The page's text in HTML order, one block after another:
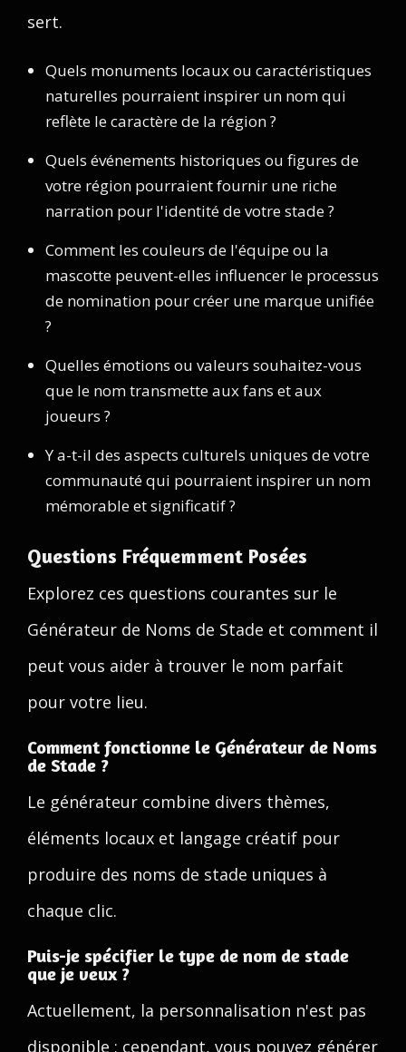
sert.
Quels monuments locaux ou caractéristiques
naturelles pourraient inspirer un nom qui
reflète le caractère de la région ?
Quels événements historiques ou figures de
votre région pourraient fournir une riche
narration pour l'identité de votre stade ?
Comment les couleurs de l'équipe ou la
mascotte peuvent-elles influencer le processus
de nomination pour créer une marque unifiée
?
Quelles émotions ou valeurs souhaitez-vous
que le nom transmette aux fans et aux
joueurs ?
Y a-t-il des aspects culturels uniques de votre
communauté qui pourraient inspirer un nom
mémorable et significatif ?
Questions Fréquemment Posées
Explorez ces questions courantes sur le
Générateur de Noms de Stade et comment il
peut vous aider à trouver le nom parfait
pour votre lieu.
Comment fonctionne le Générateur de Noms
de Stade ?
Le générateur combine divers thèmes,
éléments locaux et langage créatif pour
produire des noms de stade uniques à
chaque clic.
Puis-je spécifier le type de nom de stade
que je veux ?
Actuellement, la personnalisation n'est pas
disponible ; cependant, vous pouvez générer